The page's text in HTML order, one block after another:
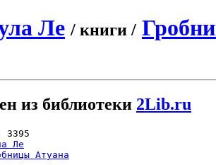
Ле / книги /
из библиотеки 2Lib.ru
3395
Ле
Атуана